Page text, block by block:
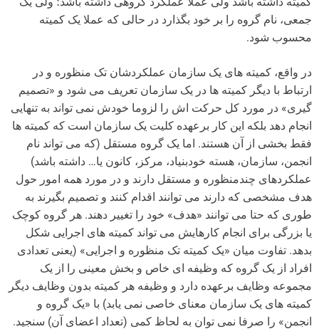
جمعی، نام گروه را بر خود بگذارد در حالی که عملا یک کمیته
محسوب شود.
در واقع، کمیته های یک سازمان عملکردشان تک منظوره و در
ارتباط با دیگر کمیته ها در یک سازمان تعریف می شود و «تصمیم
گیری» در مورد کل حرکت اش را لزوما خودش نمی تواند به تنهایی
انجام دهد بلکه این کار برعهده کلیت یک سازمان است که کمیته ها
فقط بخشی از آن هستند. اما یک گروه مستقل (که می تواند نام
انجمن، سازمان، هسته خودبنیاد، مرکز، کانون یا… داشته باشد)
عملکردهای چندمنظوره و مستقل دارند و در مورد همه امور حول
هدف مشخصی که دارند می توانند اقدام کنند و تصمیم بگیرند به
طوری که حتا می توانند «هدف» خود را تغییر دهند. هر گروه کوچک
یا بزرگی برای انجام کارهایش می تواند کمیته های اجرایی شکل
بدهد. تفاوت میان «یک کمیته تک منظوره و اجرایی» (یعنی تعدادی
افراد از یک گروه که وظیفه ای خاص و بخش معینی را از یک
مجموعه وظایف برعهده دارد و وظیفه هر کمیته بدون وظایف دیگر
کمیته های یک سازمان معنای خاصی نمی یابد) با «یک گروه و
انجمن» را صرفا نمی توان به لحاظ کمی (تعداد اعضای آن) سنجید.